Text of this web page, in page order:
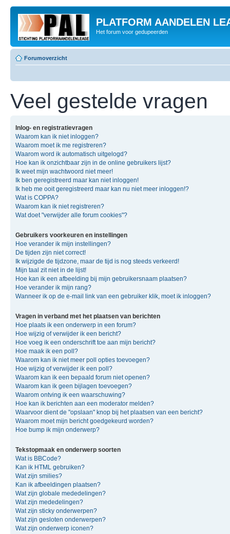
PLATFORM AANDELEN
Het forum voor gedupeerden
Forumoverzicht
Veel gestelde vragen
Inlog- en registratievragen
Waarom kan ik niet inloggen?
Waarom moet ik me registreren?
Waarom word ik automatisch uitgelogd?
Hoe kan ik onzichtbaar zijn in de online gebruikers lijst?
Ik weet mijn wachtwoord niet meer!
Ik ben geregistreerd maar kan niet inloggen!
Ik heb me ooit geregistreerd maar kan nu niet meer inloggen!?
Wat is COPPA?
Waarom kan ik niet registreren?
Wat doet "verwijder alle forum cookies"?
Gebruikers voorkeuren en instellingen
Hoe verander ik mijn instellingen?
De tijden zijn niet correct!
Ik wijzigde de tijdzone, maar de tijd is nog steeds verkeerd!
Mijn taal zit niet in de lijst!
Hoe kan ik een afbeelding bij mijn gebruikersnaam plaatsen?
Hoe verander ik mijn rang?
Wanneer ik op de e-mail link van een gebruiker klik, moet ik inloggen?
Vragen in verband met het plaatsen van berichten
Hoe plaats ik een onderwerp in een forum?
Hoe wijzig of verwijder ik een bericht?
Hoe voeg ik een onderschrift toe aan mijn bericht?
Hoe maak ik een poll?
Waarom kan ik niet meer poll opties toevoegen?
Hoe wijzig of verwijder ik een poll?
Waarom kan ik een bepaald forum niet openen?
Waarom kan ik geen bijlagen toevoegen?
Waarom ontving ik een waarschuwing?
Hoe kan ik berichten aan een moderator melden?
Waarvoor dient de "opslaan" knop bij het plaatsen van een bericht?
Waarom moet mijn bericht goedgekeurd worden?
Hoe bump ik mijn onderwerp?
Tekstopmaak en onderwerp soorten
Wat is BBCode?
Kan ik HTML gebruiken?
Wat zijn smilies?
Kan ik afbeeldingen plaatsen?
Wat zijn globale mededelingen?
Wat zijn mededelingen?
Wat zijn sticky onderwerpen?
Wat zijn gesloten onderwerpen?
Wat zijn onderwerp iconen?